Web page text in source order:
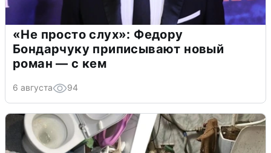
«Не просто слух»: Федору
Бондарчуку приписывают новый
роман — с кем
6 августа 94